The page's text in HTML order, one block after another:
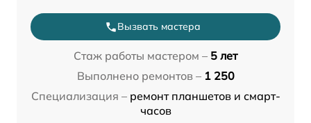
Вызвать мастера
Стаж работы мастером – 5 лет
Выполнено ремонтов – 1 250
Специализация – ремонт планшетов и смарт-
часов